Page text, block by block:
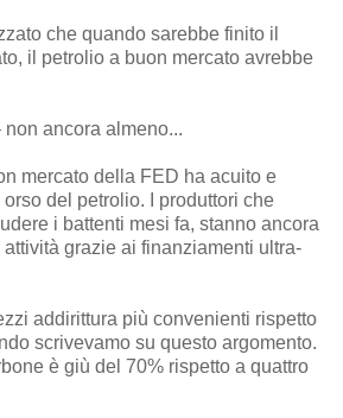
che quando sarebbe finito il
il petrolio a buon mercato avrebbe
ancora almeno...
mercato della FED ha acuito e
del petrolio. I produttori che
i battenti mesi fa, stanno ancora
grazie ai finanziamenti ultra-
addirittura più convenienti rispetto
scrivevamo su questo argomento.
è giù del 70% rispetto a quattro